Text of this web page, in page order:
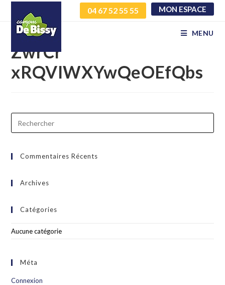
04 67 52 55 55 MON ESPACE
MENU
NukXWBjpnYlnZrFfLUK
ZwrCr
xRQVIWXYwQeOEfQbs
Commentaires Récents
Archives
Catégories
Aucune catégorie
Méta
Connexion